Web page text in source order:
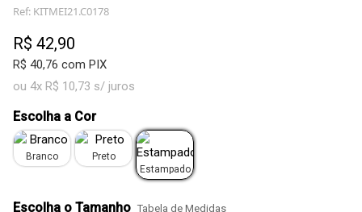
Ref: KITMEI21.C0178
R$ 42,90
R$ 40,76 com PIX
ou 4x R$ 10,73 s/ juros
Escolha a Cor
Branco
Preto
Estampado
Escolha o Tamanho Tabela de Medidas